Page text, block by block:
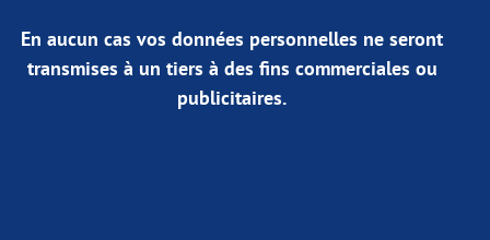
En aucun cas vos données personnelles ne seront
transmises à un tiers à des fins commerciales ou
publicitaires.